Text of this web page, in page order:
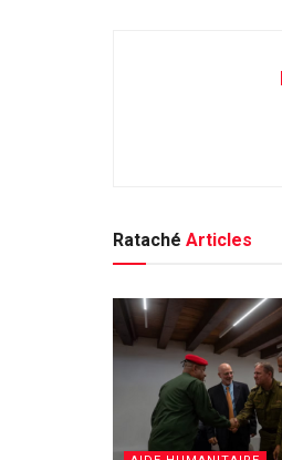
Rataché Articles